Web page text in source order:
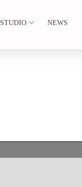
STUDIO NEWS